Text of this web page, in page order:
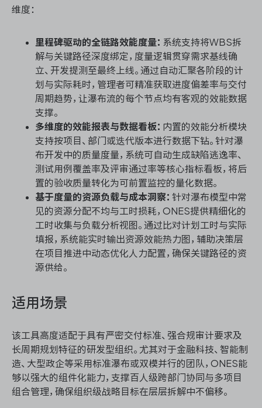
维度：
里程碑驱动的全链路效能度量： 系统支持将WBS拆
解与关键路径深度绑定，度量逻辑贯穿需求基线确
立、开发提测至最终上线。通过自动汇聚各阶段的计
划与实际耗时，管理者可精准获取进度偏差率与交付
周期趋势，让瀑布流的每个节点均有客观的效能数据
支撑。
多维度的效能报表与数据看板： 内置的效能分析模块
支持按项目、部门或迭代版本进行数据下钻。针对瀑
布开发中的质量度量，系统可自动生成缺陷逃逸率、
测试用例覆盖率及评审通过率等核心指标看板，将后
置的验收质量转化为可前置监控的量化数据。
基于度量的资源负载与成本洞察： 针对瀑布模型中常
见的资源分配不均与工时损耗，ONES提供精细化的
工时收集与负载分析视图。通过比对计划工时与实际
填报，系统能实时输出资源效能热力图，辅助决策层
在项目推进中动态优化人力配置，确保关键路径的资
源供给。
适用场景
该工具高度适配于具有严密交付标准、强合规审计要求及
长周期规划特征的研发型组织。尤其对于金融科技、智能制
造、大型政企等采用标准瀑布或双模并行的团队，ONES能
够以强大的组件化能力，支撑百人级跨部门协同与多项目
组合管理，确保组织级战略目标在层层拆解中不偏移。